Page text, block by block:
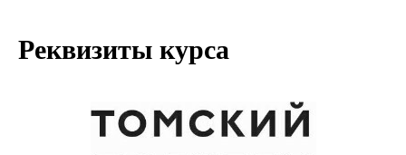
Реквизиты курса